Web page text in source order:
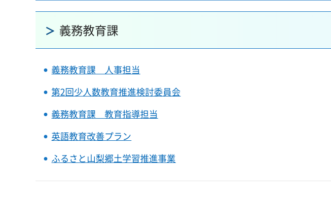
義務教育課
義務教育課 人事担当
第2回少人数教育推進検討委員会
義務教育課 教育指導担当
英語教育改善プラン
ふるさと山梨郷土学習推進事業